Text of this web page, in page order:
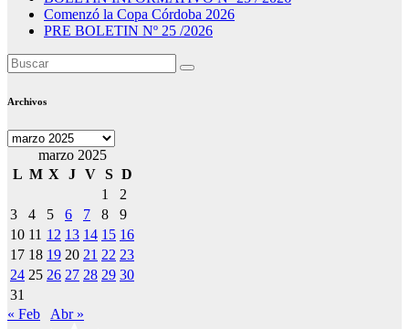
Comenzó la Copa Córdoba 2026
PRE BOLETIN Nº 25 /2026
Archivos
Archivos
marzo 2025
L M X J V S D
1
2
3
4 5 6 7 8
9
10 11 12 13 14 15 16
17 18 19 20 21 22 23
24 25 26 27 28 29 30
31
« Feb
Abr »